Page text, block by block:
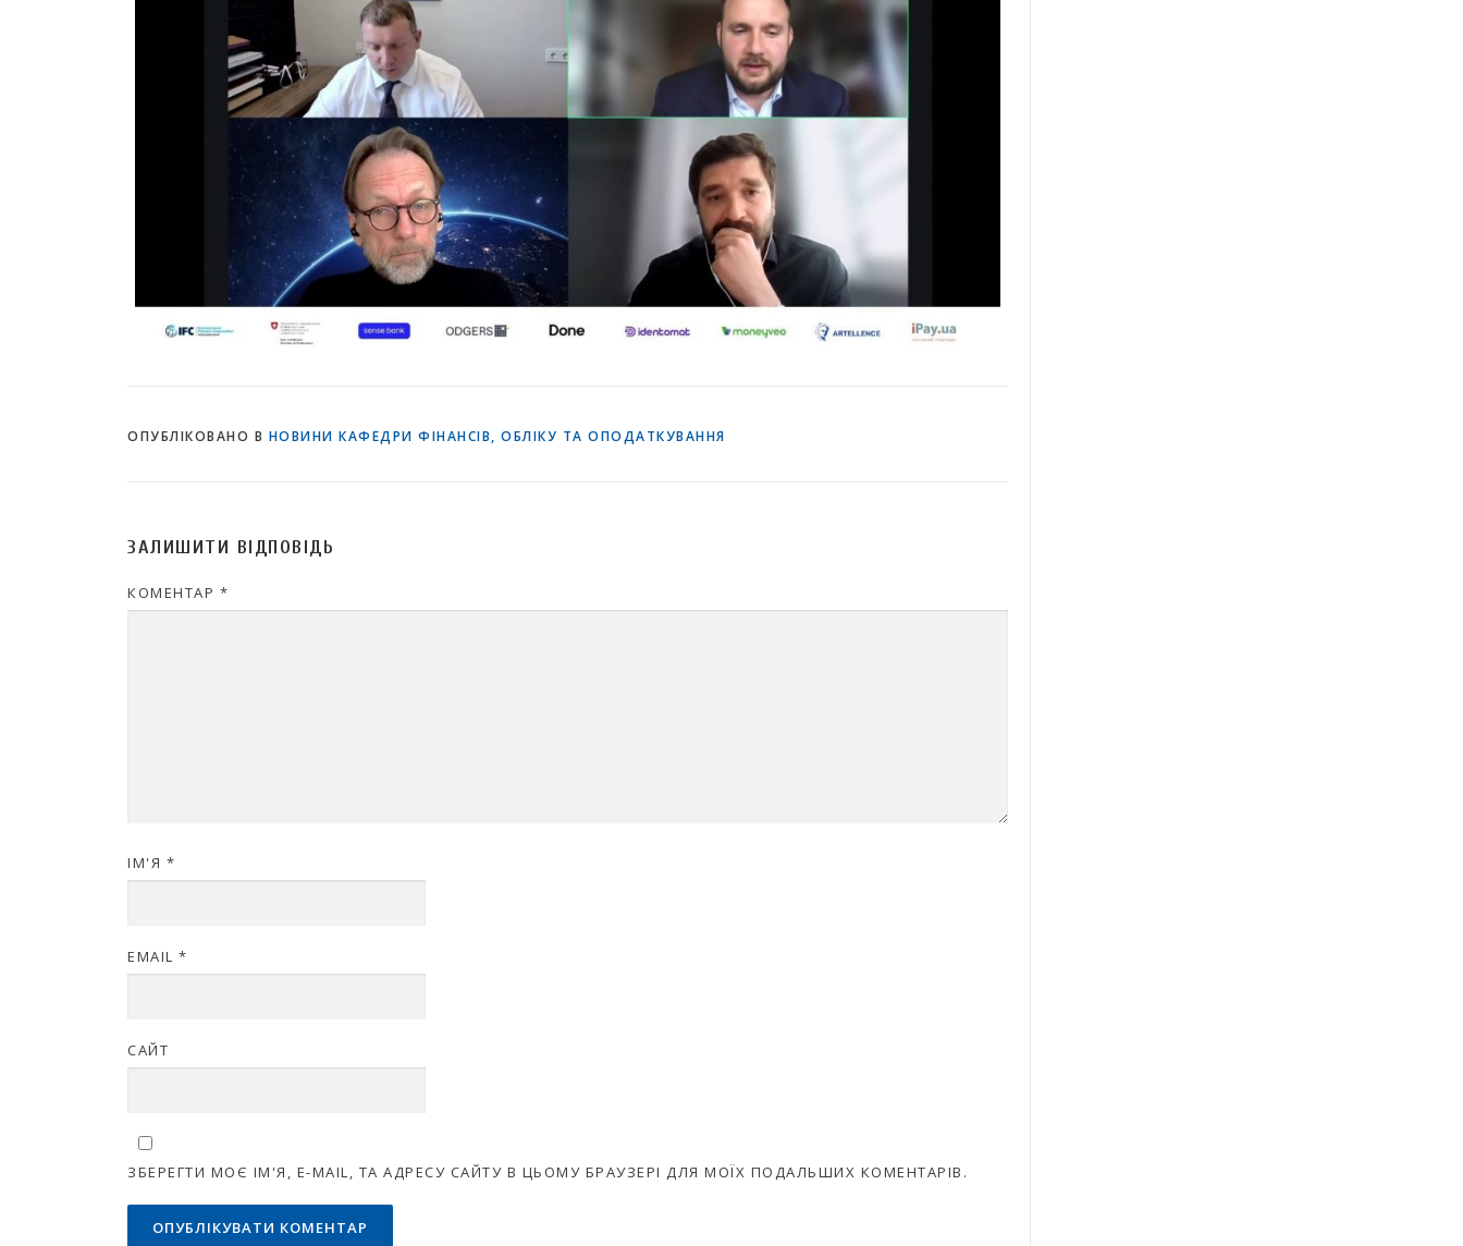
ОПУБЛІКОВАНО В НОВИНИ КАФЕДРИ ФІНАНСІВ, ОБЛІКУ ТА ОПОДАТКУВАННЯ
ЗАЛИШИТИ ВІДПОВІДЬ
КОМЕНТАР *
ІМ'Я *
EMAIL *
САЙТ
ЗБЕРЕГТИ МОЄ ІМ'Я, E-MAIL, ТА АДРЕСУ САЙТУ В ЦЬОМУ БРАУЗЕРІ ДЛЯ МОЇХ ПОДАЛЬШИХ КОМЕНТАРІВ.